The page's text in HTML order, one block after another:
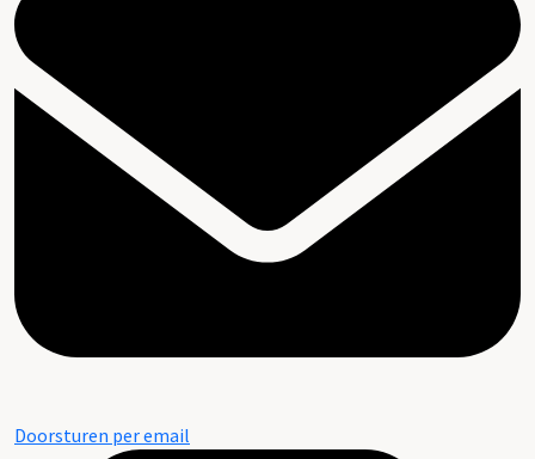
Doorsturen per email